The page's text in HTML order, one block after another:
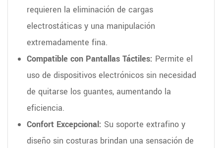
requieren la eliminación de cargas
electrostáticas y una manipulación
extremadamente fina.
Compatible con Pantallas Táctiles: Permite el
uso de dispositivos electrónicos sin necesidad
de quitarse los guantes, aumentando la
eficiencia.
Confort Excepcional: Su soporte extrafino y
diseño sin costuras brindan una sensación de